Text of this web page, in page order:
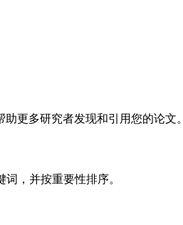
更多研究者发现和引用您的论文。
，并按重要性排序。